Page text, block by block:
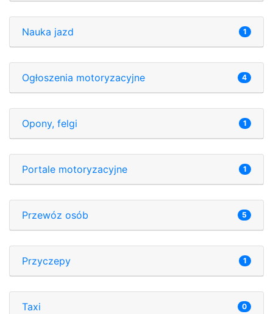
Nauka jazd 1
Ogłoszenia motoryzacyjne 4
Opony, felgi 1
Portale motoryzacyjne 1
Przewóz osób 5
Przyczepy 1
Taxi 0